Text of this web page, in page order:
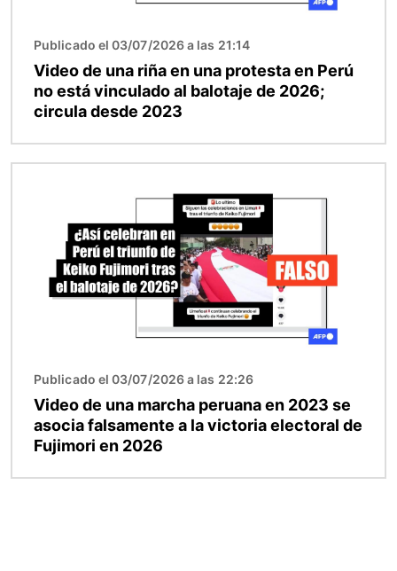
Publicado el 03/07/2026 a las 21:14
Video de una riña en una protesta en Perú
no está vinculado al balotaje de 2026;
circula desde 2023
Publicado el 03/07/2026 a las 22:26
Video de una marcha peruana en 2023 se
asocia falsamente a la victoria electoral de
Fujimori en 2026